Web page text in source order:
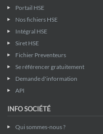
Portail HSE
Nos fichiers HSE
Intégral HSE
Siret HSE
Fichier Preventeurs
Se référencer gratuitement
Demande d'information
API
INFO SOCIÉTÉ
Qui sommes-nous ?